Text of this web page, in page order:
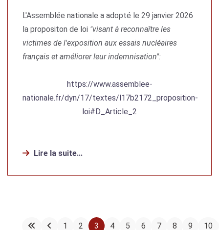
L'Assemblée nationale a adopté le 29 janvier 2026
la propositon de loi "visant à reconnaître les
victimes de l'exposition aux essais nucléaires
français et améliorer leur indemnisation":
https://www.assemblee-
nationale.fr/dyn/17/textes/l17b2172_proposition-
loi#D_Article_2
Lire la suite...
1 2 3 4 5 6 7 8 9 10